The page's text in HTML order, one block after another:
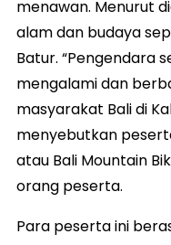
menawan. Menurut
alam dan budaya
Batur. “Pengendara
mengalami dan
masyarakat Bali di
menyebutkan
atau Bali Mountain
orang peserta.
Para peserta ini